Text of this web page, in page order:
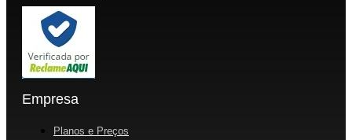
Empresa
Planos e Preços